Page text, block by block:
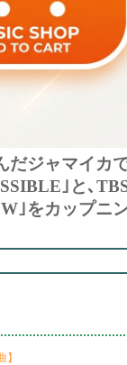
だジャマイカ
｣と､
｣をカップニ
】